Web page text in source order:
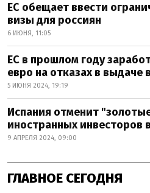
ЕС обещает ввести
визы для россиян
6 ИЮНЯ, 11:05
ЕС в прошлом году
евро на отказах в выдаче
5 ИЮНЯ 2024, 19:19
Испания отменит
иностранных инвесторов
9 АПРЕЛЯ 2024, 09:00
ГЛАВНОЕ СЕГОДНЯ